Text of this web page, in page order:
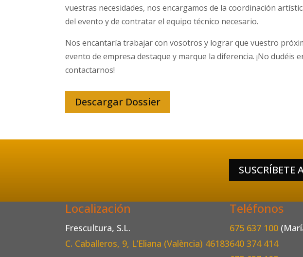
vuestras necesidades, nos encargamos de la coordinación
del evento y de contratar el equipo técnico necesario.
Nos encantaría trabajar con vosotros y lograr que vuestro
evento de empresa destaque y marque la diferencia. ¡No dudéis
contactarnos!
Descargar Dossier
SUSCRÍBETE
Localización
Frescultura, S.L.
C. Caballeros, 9, L’Eliana (València) 46183
Teléfonos
675 637 100
640 374 414